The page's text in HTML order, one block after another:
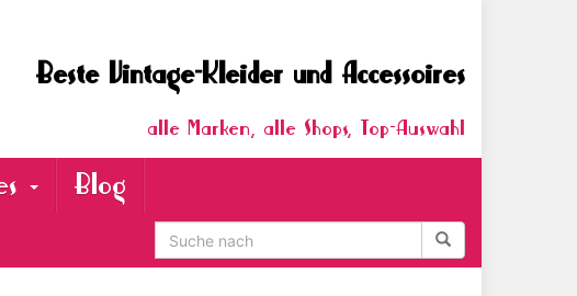
Beste Vintage-Kleider und Accessoires
alle Marken, alle Shops, Top-Auswahl
Blog